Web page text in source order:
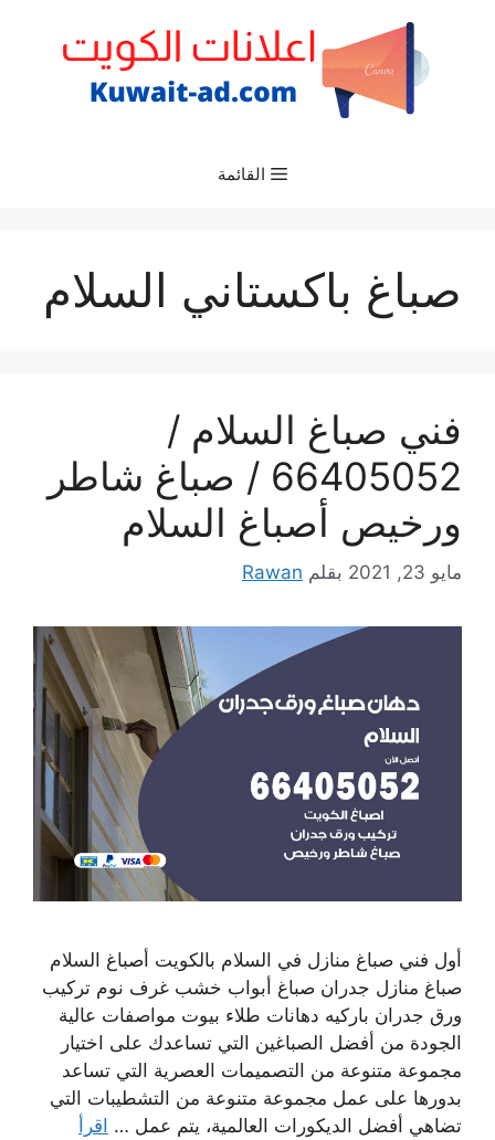
القائمة
صباغ باكستاني السلام
فني صباغ السلام /
66405052 / صباغ شاطر
ورخيص أصباغ السلام
مايو 23, 2021 بقلم Rawan
أول فني صباغ منازل في السلام بالكويت أصباغ السلام
صباغ منازل جدران صباغ أبواب خشب غرف نوم تركيب
ورق جدران باركيه دهانات طلاء بيوت مواصفات عالية
الجودة من أفضل الصباغين التي تساعدك على اختيار
مجموعة متنوعة من التصميمات العصرية التي تساعد
بدورها على عمل مجموعة متنوعة من التشطيبات التي
تضاهي أفضل الديكورات العالمية، يتم عمل … اقرأ